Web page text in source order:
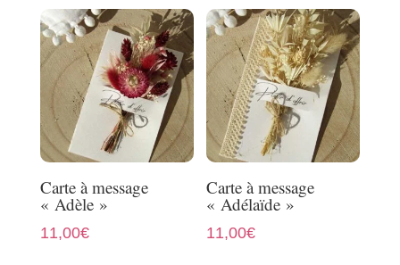
Carte à message
« Adèle »
11,00€
Carte à message
« Adélaïde »
11,00€